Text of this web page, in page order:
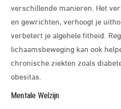
verschillende manieren. Het
en gewrichten, verhoogt je
verbetert je algehele fitheid.
lichaamsbeweging kan ook
chronische ziekten zoals
obesitas.
Mentale Welzijn